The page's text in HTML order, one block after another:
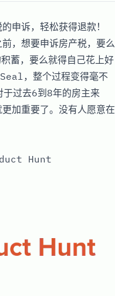
申诉，轻松获得退款！
，想要申诉房产税，要么
蓄，要么就得自己花上好
，整个过程变得毫不
于过去6到8年的房主来
加重要了。没有人愿意在
Hunt